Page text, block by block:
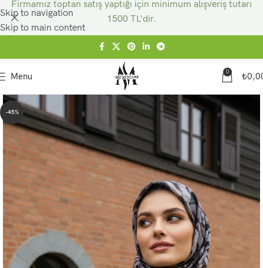
Skip to navigation
Skip to main content
Menu 0 ₺
-45%
Firmamız toptan satış yaptığı için minimum alışveriş tutarı
1500 TL'dir.